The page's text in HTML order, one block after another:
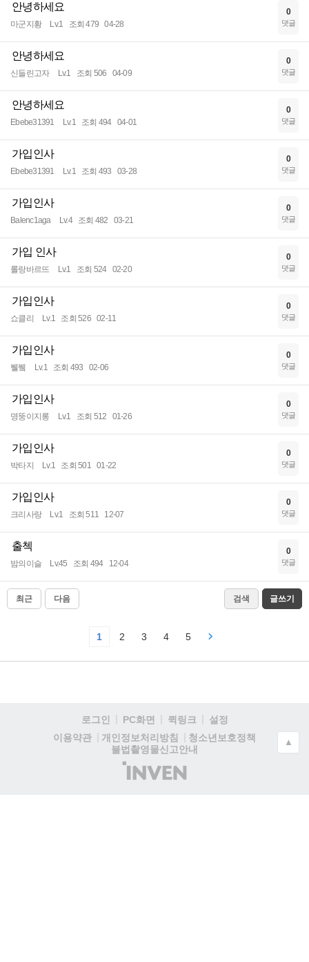
안녕하세요
마군지황 Lv.1 조회 479 04-28
0
댓글
안녕하세요
신들린고자 Lv.1 조회 506 04-09
0
댓글
안녕하세요
Ebebe31391 Lv.1 조회 494 04-01
0
댓글
가입인사
Ebebe31391 Lv.1 조회 493 03-28
0
댓글
가입인사
Balenc1aga Lv.4 조회 482 03-21
0
댓글
가입 인사
롤랑바르뜨 Lv.1 조회 524 02-20
0
댓글
가입인사
쇼클리 Lv.1 조회 526 02-11
0
댓글
가입인사
뷀뷐 Lv.1 조회 493 02-06
0
댓글
가입인사
명뚱이지롱 Lv.1 조회 512 01-26
0
댓글
가입인사
박타지 Lv.1 조회 501 01-22
0
댓글
가입인사
크리사랑 Lv.1 조회 511 12-07
0
댓글
출첵
밤의이슬 Lv.45 조회 494 12-04
0
댓글
최근 다음 검색 글쓰기
1 2 3 4 5
로그인 PC화면 퀵링크
설정
이용약관
개인정보처리방침
청소년보호정책
불법촬영물신고안내
(주)
인
▲